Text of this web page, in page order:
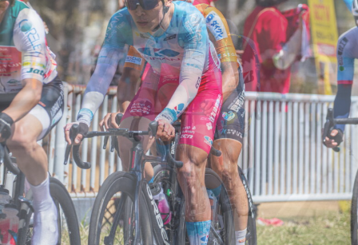
Top
News Races
Race Report Rider
Team History